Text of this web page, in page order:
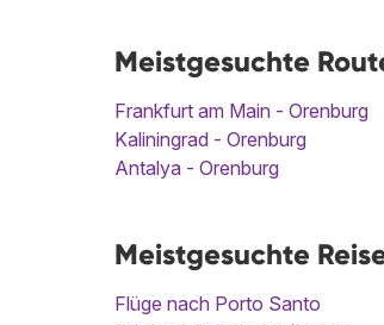
Meistgesuchte
Frankfurt am Main - Orenburg
Kaliningrad - Orenburg
Antalya - Orenburg
Meistgesuchte
Flüge nach Porto Santo